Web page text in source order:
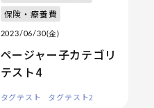
保険・療養費
2023/06/30(金)
ページャー子カテゴリ
テスト4
タグテスト タグテスト2